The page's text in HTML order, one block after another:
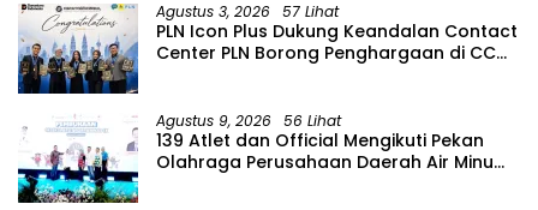
Agustus 3, 2026 57 Lihat
PLN Icon Plus Dukung Keandalan Contact
Center PLN Borong Penghargaan di CCW
Agustus 9, 2026 56 Lihat
139 Atlet dan Official Mengikuti Pekan
Olahraga Perusahaan Daerah Air Minum